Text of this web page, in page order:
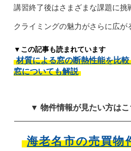
講習終了後はさまざまな課題に挑
クライミングの魅力がさらに広が
▼この記事も読まれています
材質による窓の断熱性能を比
窓についても解説
▼ 物件情報が見たい方は
海老名市の売買物